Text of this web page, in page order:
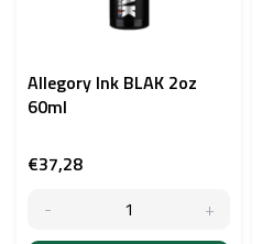
Allegory Ink BLAK 2oz
60ml
€37,28